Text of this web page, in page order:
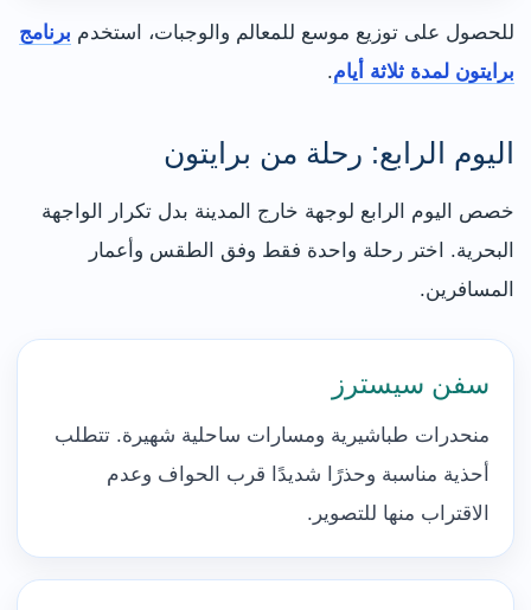
للحصول على توزيع موسع للمعالم والوجبات، استخدم برنامج
برايتون لمدة ثلاثة أيام.
اليوم الرابع: رحلة من برايتون
خصص اليوم الرابع لوجهة خارج المدينة بدل تكرار الواجهة
البحرية. اختر رحلة واحدة فقط وفق الطقس وأعمار
المسافرين.
سفن سيسترز
منحدرات طباشيرية ومسارات ساحلية شهيرة. تتطلب
أحذية مناسبة وحذرًا شديدًا قرب الحواف وعدم
الاقتراب منها للتصوير.